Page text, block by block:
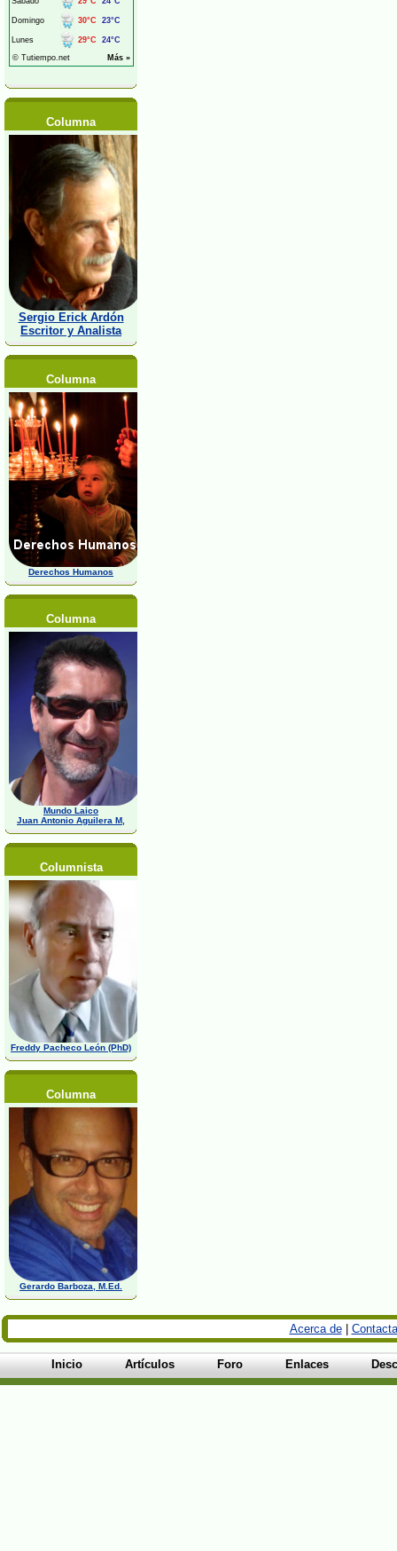
Columna
Sergio Erick Ardón
Escritor y Analista
Columna
Derechos Humanos
Columna
Mundo Laico
Juan Antonio Aguilera M,
Columnista
Freddy Pacheco León (PhD)
Columna
Gerardo Barboza, M.Ed.
Acerca de|
Inicio Artículos Foro Enlaces